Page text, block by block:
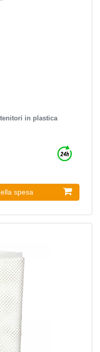
in plastica
spesa